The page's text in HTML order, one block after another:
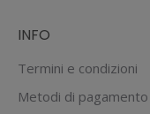
INFO
Termini e condizioni
Metodi di pagamento